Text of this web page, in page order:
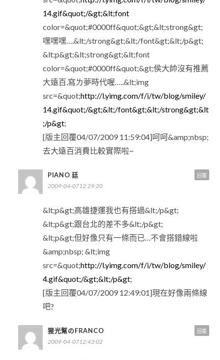
14.gif&quot;/&gt;&lt;font
color=&quot;#0000ff&quot;&gt;&lt;strong&gt;
嘿嘿嘿….&lt;/strong&gt;&lt;/font&gt;&lt;/p&gt;
&lt;p&gt;&lt;strong&gt;&lt;font
color=&quot;#0000ff&quot;&gt;侯大帥沒有推薦
大遠百,寫ㄌ夢時代喔…..&lt;img
src=&quot;http://l.yimg.com/f/i/tw/blog/smiley/
14.gif&quot;/&gt;&lt;/font&gt;&lt;/strong&gt;&lt
;/p&gt;
[版主回覆04/07/2009 11:59:04]呵呵&amp;nbsp;
去大遠百消費比較實際啦~
PIANO 廷
2009-04-0712:29:20
&lt;p&gt;高雄捷運我也有搭過&lt;/p&gt;
&lt;p&gt;跟台北的差不多&lt;/p&gt;
&lt;p&gt;但好像只有一條而已…不會搭錯線啦
&amp;nbsp; &lt;img
src=&quot;http://l.yimg.com/f/i/tw/blog/smiley/
4.gif&quot;/&gt;&lt;/p&gt;
[版主回覆04/07/2009 12:49:01]現在好像兩條線
吧?
回覆
猩光幫のFRANCO
2009-04-0712:43:02
回覆